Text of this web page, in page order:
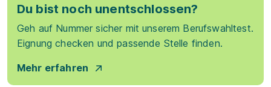
Du bist noch unentschlossen?
Geh auf Nummer sicher mit unserem Berufswahltest.
Eignung checken und passende Stelle finden.
Mehr erfahren